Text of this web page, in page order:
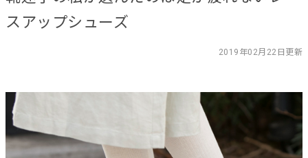
スアップシューズ
2019年02月22日更新